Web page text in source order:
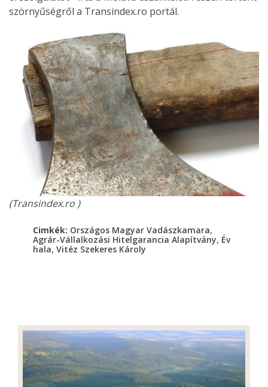
szörnyűségről a Transindex.ro portál.
(Transindex.ro )
Cimkék: Országos Magyar Vadászkamara,
Agrár-Vállalkozási Hitelgarancia Alapítvány, Év
hala, Vitéz Szekeres Károly